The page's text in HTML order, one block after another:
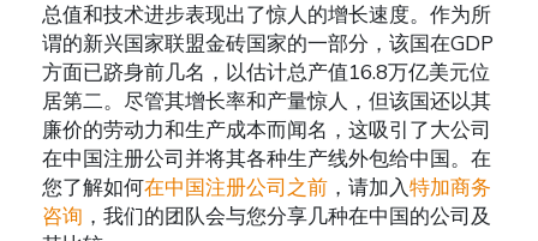
总值和技术进步表现出了惊人的增长速度。作为所
谓的新兴国家联盟金砖国家的一部分，该国在GDP
方面已跻身前几名，以估计总产值16.8万亿美元位
居第二。尽管其增长率和产量惊人，但该国还以其
廉价的劳动力和生产成本而闻名，这吸引了大公司
在中国注册公司并将其各种生产线外包给中国。在
您了解如何在中国注册公司之前 ，请加入特加商务
咨询 ，我们的团队会与您分享几种在中国的公司及